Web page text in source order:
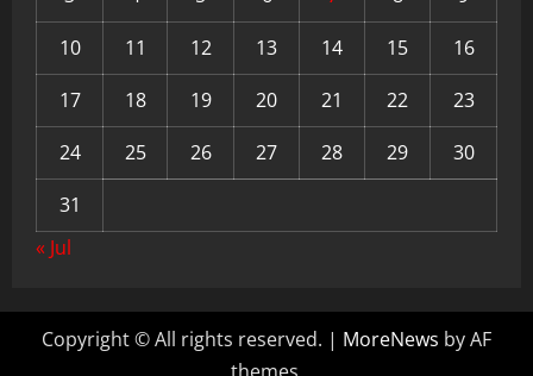
10
11 12 13 14 15
16
17
18 19 20 21 22
23
24
25 26 27 28 29
30
31
« Jul
Copyright © All rights reserved. | MoreNews by AF